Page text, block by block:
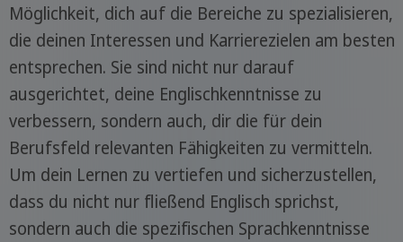
Möglichkeit, dich auf die Bereiche zu spezialisieren,
die deinen Interessen und Karrierezielen am besten
entsprechen. Sie sind nicht nur darauf
ausgerichtet, deine Englischkenntnisse zu
verbessern, sondern auch, dir die für dein
Berufsfeld relevanten Fähigkeiten zu vermitteln.
Um dein Lernen zu vertiefen und sicherzustellen,
dass du nicht nur fließend Englisch sprichst,
sondern auch die spezifischen Sprachkenntnisse